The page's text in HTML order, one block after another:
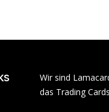
Wir sind
das Trading